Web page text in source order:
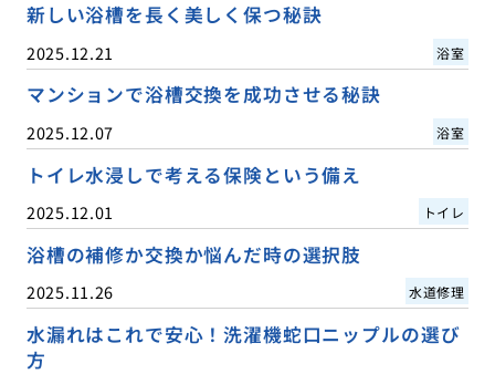
新しい浴槽を長く美しく保つ秘訣
2025.12.21 浴室
マンションで浴槽交換を成功させる秘訣
2025.12.07 浴室
トイレ水浸しで考える保険という備え
2025.12.01 トイレ
浴槽の補修か交換か悩んだ時の選択肢
2025.11.26 水道修理
水漏れはこれで安心！洗濯機蛇口ニップルの選び
方